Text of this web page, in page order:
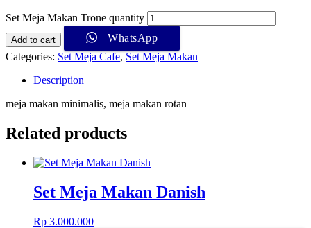
Set Meja Makan Trone quantity
Add to cart
WhatsApp
Categories: Set Meja Cafe, Set Meja Makan
Description
meja makan minimalis, meja makan rotan
Related products
Set Meja Makan Danish
Rp 3.000.000